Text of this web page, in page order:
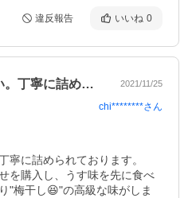
違反報告 いいね 0
とても大粒で形もきれい。丁寧に詰められ… 2021/11/25
chi********さん
寧に詰められております。
を購入し、うす味を先に食べ
"梅干し😆"の高級な味がしま